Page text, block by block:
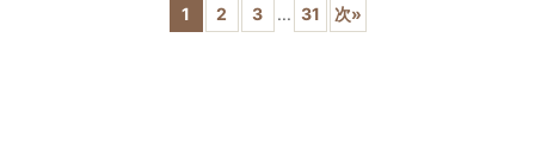
1 2 3 ... 31 次»